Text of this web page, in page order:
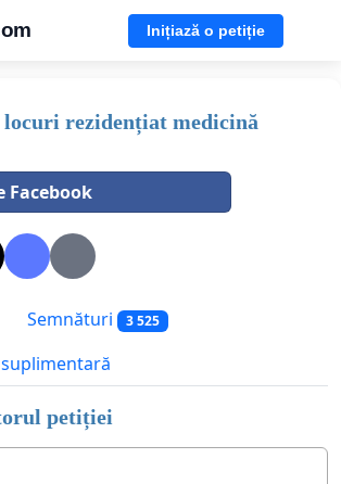
Inițiază o petiție
rezidențiat medicină
Facebook
Semnături 3 525
petiției